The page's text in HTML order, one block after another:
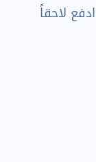
لاحقاً